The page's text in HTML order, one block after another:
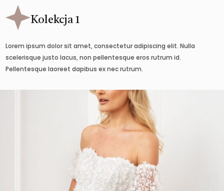
Kolekcja 1
Lorem ipsum dolor sit amet, consectetur adipiscing elit. Nulla
scelerisque justo lacus, non pellentesque eros rutrum id.
Pellentesque laoreet dapibus ex nec rutrum.